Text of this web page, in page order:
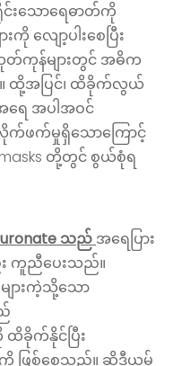
းသောရေဓာတ်ကို
ကို လျော့ပါးစေပြီး
တ်ကုန်များတွင် အဓိက
။ ထို့အပြင်၊ ထိခိုက်လွယ်
ေ အပါအဝင်
လိုက်ဖက်မှုရှိသောကြောင့်
masks တို့တွင် စွယ်စုံရ
သည် အရေပြား
ကူညီပေးသည်။
ျားကဲ့သို့သော
ခိုက်နိုင်ပြီး
ကို ဖြစ်စေသည်။ ဆိုဒီယမ်